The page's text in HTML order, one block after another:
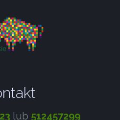
lub 512457299